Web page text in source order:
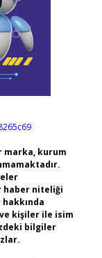
marka, kurum
haber niteliği
kişiler ile isim
bilgiler